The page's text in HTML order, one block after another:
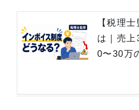
【税理
は｜売
0〜30万